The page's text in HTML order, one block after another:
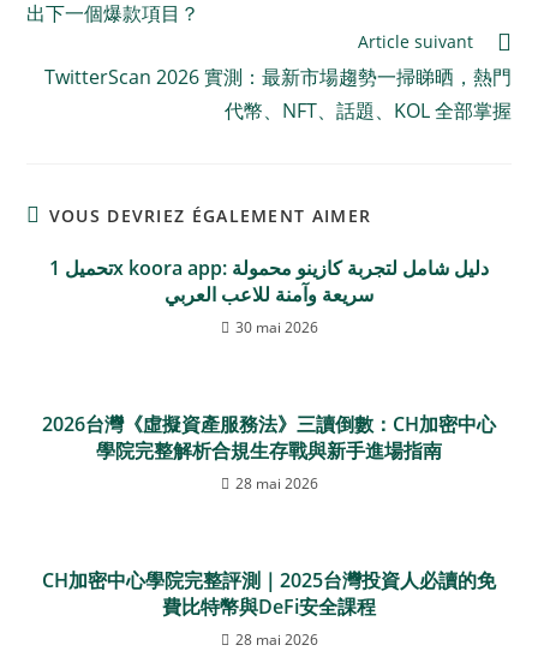
出下一個爆款項目？
Article suivant
TwitterScan 2026 實測：最新市場趨勢一掃睇晒，熱門
代幣、NFT、話題、KOL 全部掌握
VOUS DEVRIEZ ÉGALEMENT AIMER
تحميل 1x koora app: دليل شامل لتجربة كازينو محمولة
سريعة وآمنة للاعب العربي
30 mai 2026
2026台灣《虛擬資產服務法》三讀倒數：CH加密中心
學院完整解析合規生存戰與新手進場指南
28 mai 2026
CH加密中心學院完整評測｜2025台灣投資人必讀的免
費比特幣與DeFi安全課程
28 mai 2026